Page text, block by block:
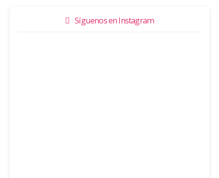
Síguenos en Instagram